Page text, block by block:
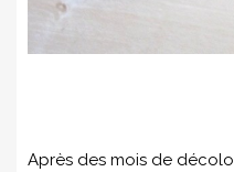
Après des mois de